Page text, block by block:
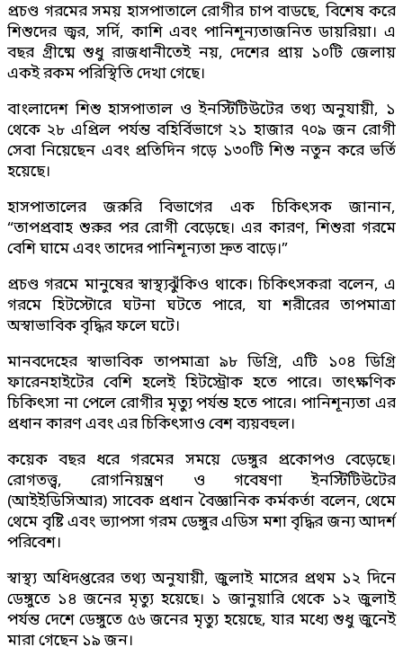
প্রচণ্ড গরমের সময় হাসপাতালে রোগীর চাপ বাডছে, বিশেষ করে
শিশুদের জ্বর, সর্দি, কাশি এবং পানিশূন্যতাজনিত ডায়রিয়া। এ
বছর গ্রীষ্মে শুধু রাজধানীতেই নয়, দেশের প্রায় ১০টি জেলায়
একই রকম পরিস্থিতি দেখা গেছে।
বাংলাদেশ শিশু হাসপাতাল ও ইনস্টিটিউটের তথ্য অনুযায়ী, ১
থেকে ২৮ এপ্রিল পর্যন্ত বহির্বিভাগে ২১ হাজার ৭০৯ জন রোগী
সেবা নিয়েছেন এবং প্রতিদিন গড়ে ১৩০টি শিশু নতুন করে ভর্তি
হয়েছে।
হাসপাতালের জরুরি বিভাগের এক চিকিৎসক জানান,
“তাপপ্রবাহ শুরুর পর রোগী বেড়েছে। এর কারণ, শিশুরা গরমে
বেশি ঘামে এবং তাদের পানিশূন্যতা দ্রুত বাড়ে।”
প্রচণ্ড গরমে মানুষের স্বাস্থ্যঝুঁকিও থাকে। চিকিৎসকরা বলেন, এ
গরমে হিটস্টোরে ঘটনা ঘটতে পারে, যা শরীরের তাপমাত্রা
অস্বাভাবিক বৃদ্ধির ফলে ঘটে।
মানবদেহের স্বাভাবিক তাপমাত্রা ৯৮ ডিগ্রি, এটি ১০৪ ডিগ্রি
ফারেনহাইটের বেশি হলেই হিটস্ট্রোক হতে পারে। তাৎক্ষণিক
চিকিৎসা না পেলে রোগীর মৃত্যু পর্যন্ত হতে পারে। পানিশূন্যতা এর
প্রধান কারণ এবং এর চিকিৎসাও বেশ ব্যয়বহুল।
কয়েক বছর ধরে গরমের সময়ে ডেঙ্গুর প্রকোপও বেড়েছে।
রোগতত্ত্ব, রোগনিয়ন্ত্রণ ও গবেষণা ইনস্টিটিউটের
(আইইডিসিআর) সাবেক প্রধান বৈজ্ঞানিক কর্মকর্তা বলেন, থেমে
থেমে বৃষ্টি এবং ভ্যাপসা গরম ডেঙ্গুর এডিস মশা বৃদ্ধির জন্য আদর্শ
পরিবেশ।
স্বাস্থ্য অধিদপ্তরের তথ্য অনুযায়ী, জুলাই মাসের প্রথম ১২ দিনে
ডেঙ্গুতে ১৪ জনের মৃত্যু হয়েছে। ১ জানুয়ারি থেকে ১২ জুলাই
পর্যন্ত দেশে ডেঙ্গুতে ৫৬ জনের মৃত্যু হয়েছে, যার মধ্যে শুধু জুনেই
মারা গেছেন ১৯ জন।